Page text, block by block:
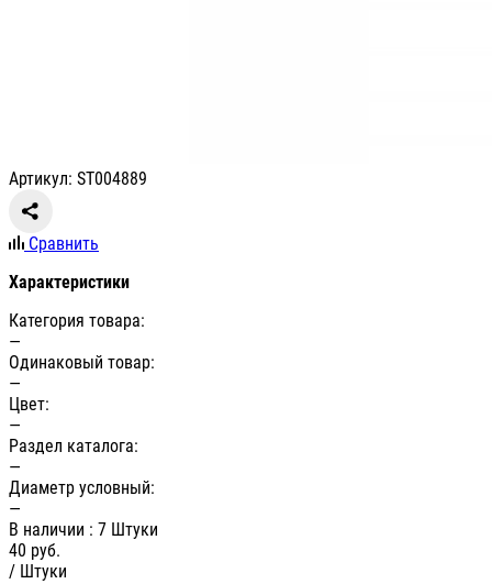
Артикул: ST004889
Сравнить
Характеристики
Категория товара:
—
Одинаковый товар:
—
Цвет:
—
Раздел каталога:
—
Диаметр условный:
—
В наличии : 7 Штуки
40 руб.
/ Штуки